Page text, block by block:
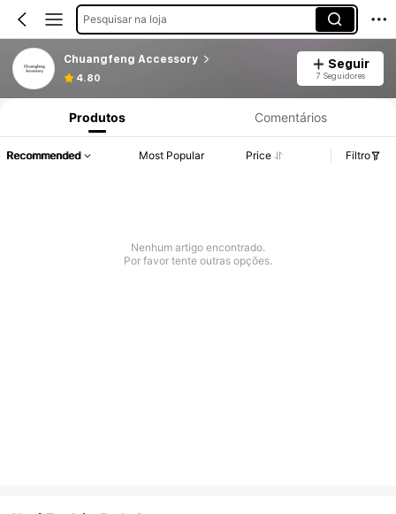
Pesquisar na loja
Chuangfeng Accessory
4.80
Seguir
7 Seguidores
Produtos Comentários
Recommended Most Popular Price Filtro
Nenhum artigo encontrado.
Por favor tente outras opções.